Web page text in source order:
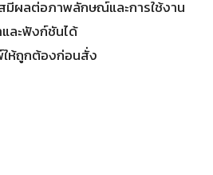
มีผลต่อภาพลักษณ์และการใช้งาน
ละฟังก์ชันได้
ห้ถูกต้องก่อนสั่ง